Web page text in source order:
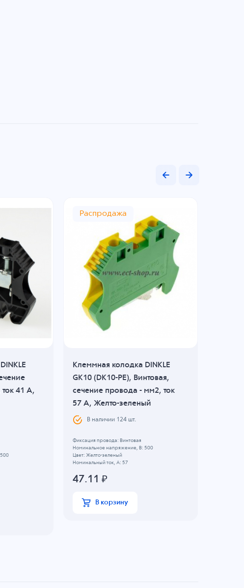
41 A,
Распродажа
Клеммная колодка DINKLE
GK10 (DK10-PE), Винтовая,
сечение провода - мм2, ток
57 A, Желто-зеленый
В наличии 124шт.
Фиксация провода: Винтовая
Номинальное напряжение, B: 500
Цвет: Желто-зеленый
Номинальный ток, А: 57
47.11 ₽
В корзину